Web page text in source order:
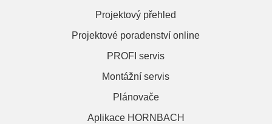
Projektový přehled
Projektové poradenství online
PROFI servis
Montážní servis
Plánovače
Aplikace HORNBACH